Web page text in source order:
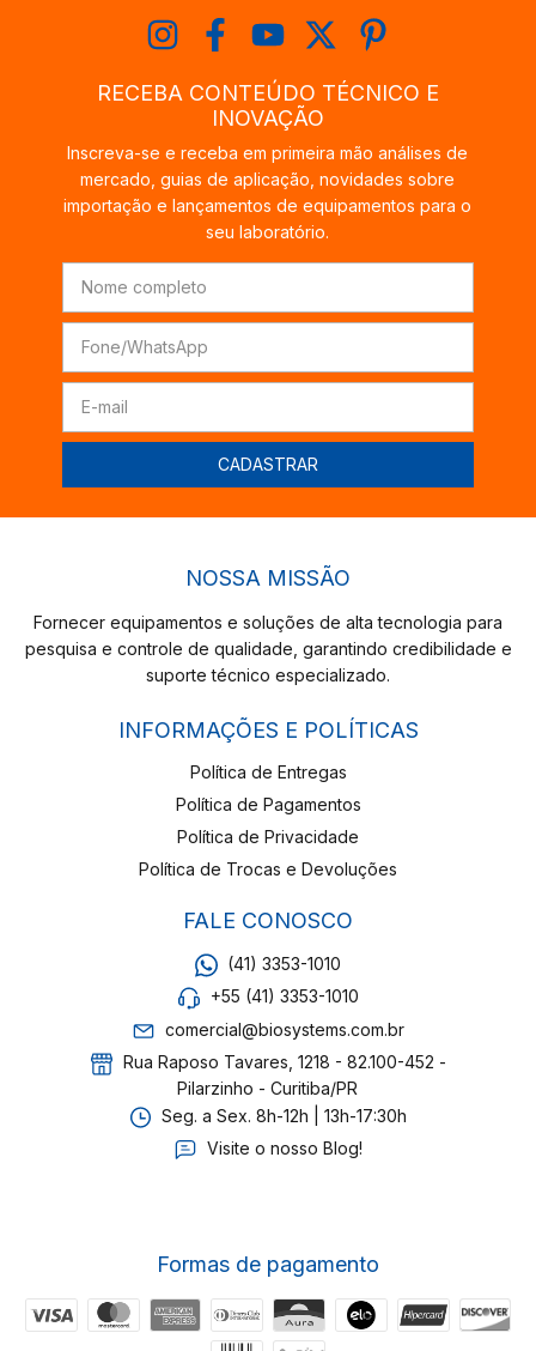
RECEBA CONTEÚDO TÉCNICO E
INOVAÇÃO
Inscreva-se e receba em primeira mão análises de
mercado, guias de aplicação, novidades sobre
importação e lançamentos de equipamentos para o
seu laboratório.
NOSSA MISSÃO
Fornecer equipamentos e soluções de alta tecnologia para
pesquisa e controle de qualidade, garantindo credibilidade e
suporte técnico especializado.
INFORMAÇÕES E POLÍTICAS
Política de Entregas
Política de Pagamentos
Política de Privacidade
Política de Trocas e Devoluções
FALE CONOSCO
(41) 3353-1010
+55 (41) 3353-1010
comercial@biosystems.com.br
Rua Raposo Tavares, 1218 - 82.100-452 -
Pilarzinho - Curitiba/PR
Seg. a Sex. 8h-12h | 13h-17:30h
Visite o nosso Blog!
Formas de pagamento